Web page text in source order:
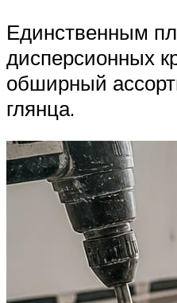
Единственным
дисперсионных
обширный
глянца.